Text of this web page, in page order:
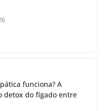
funciona? A
detox do fígado entre